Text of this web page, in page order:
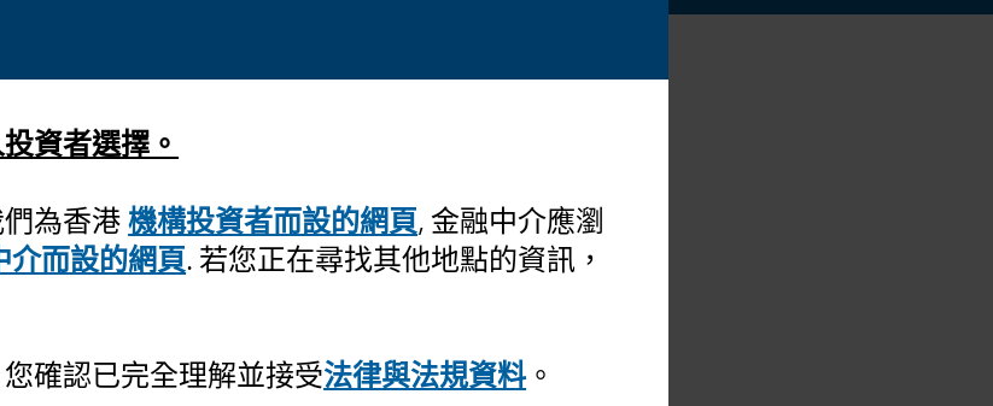
資者選擇。
們為香港機構投資者而設的網頁, 金融中介應瀏
介而設的網頁. 若您正在尋找其他地點的資訊，
確認已完全理解並接受法律與法規資料。
基金。